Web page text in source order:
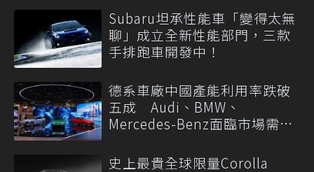
Subaru坦承性能車「變得太無
聊」成立全新性能部門，三款
手排跑車開發中！
德系車廠中國產能利用率跌破
五成 Audi、BMW、
Mercedes-Benz面臨市場需求
史上最貴全球限量Corolla